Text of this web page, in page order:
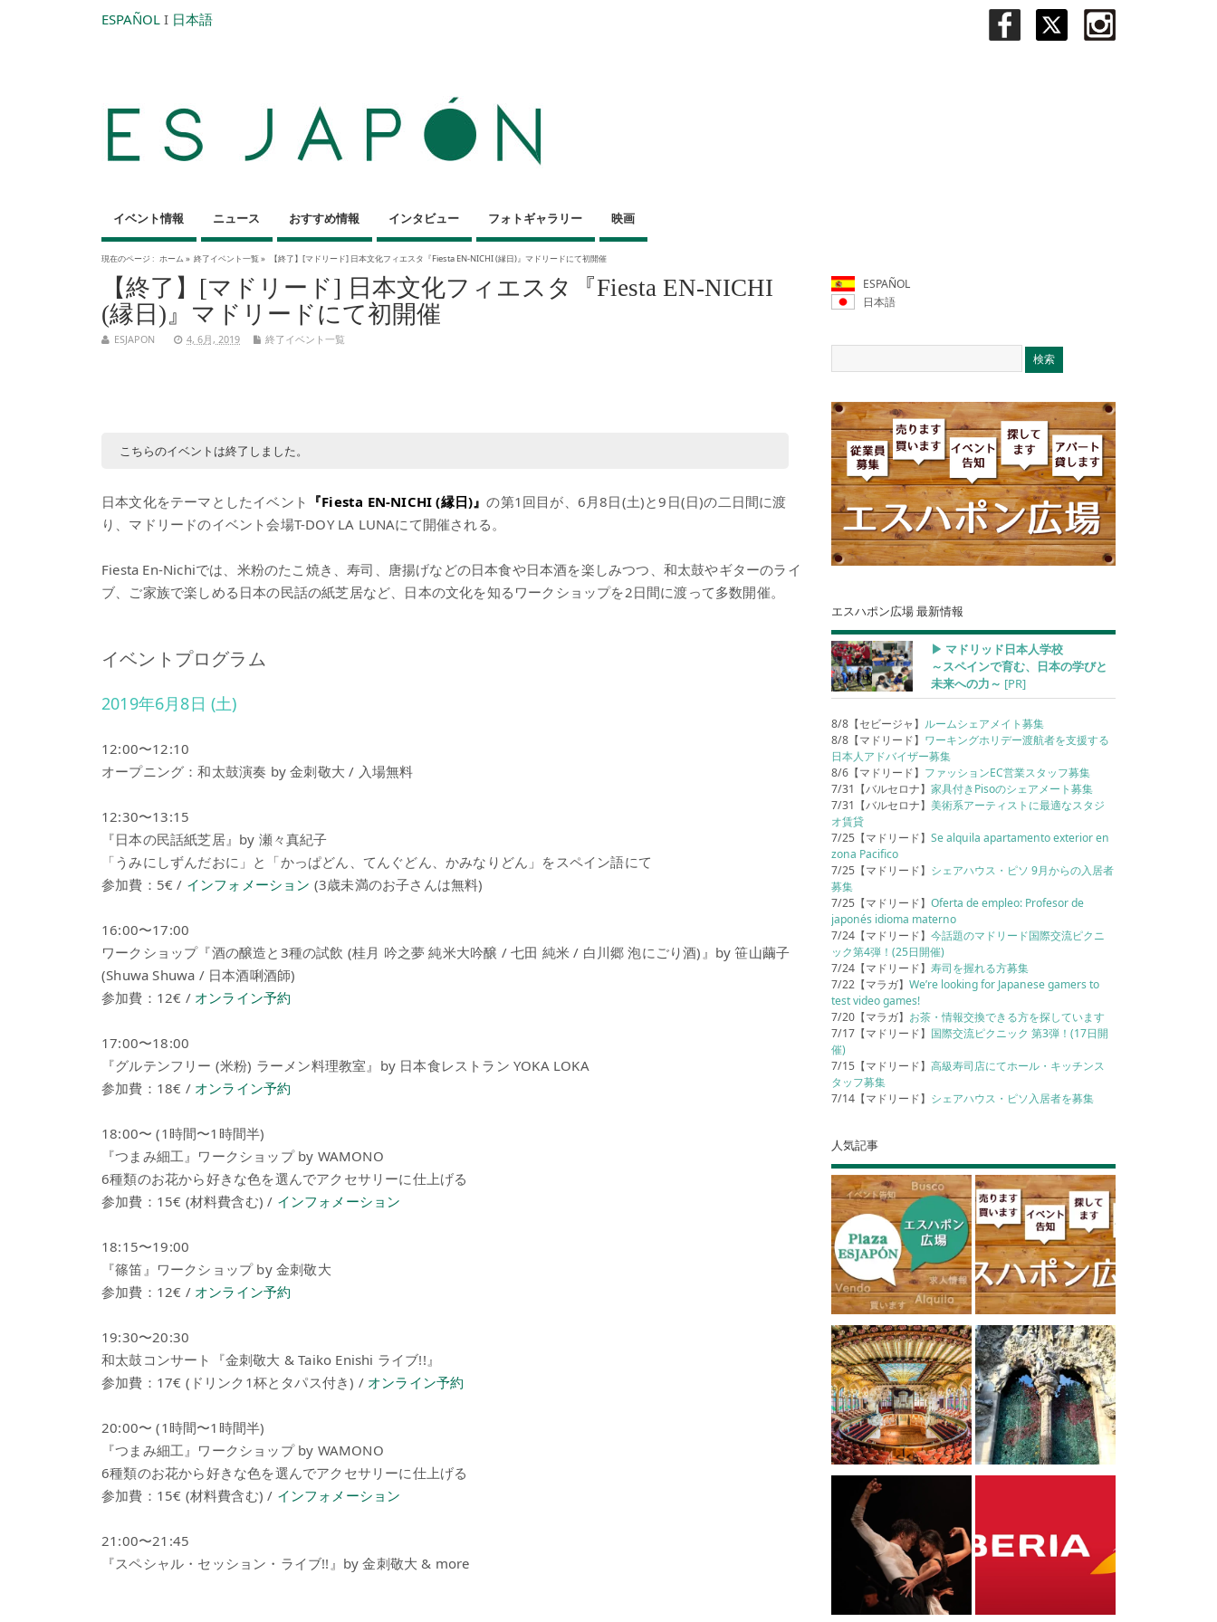
ESPAÑOL I 日本語
イベント情報 ニュース おすすめ情報 インタビュー フォトギャラリー 映画
現在のページ : ホーム » 終了イベント一覧» 【終了】[マドリード] 日本文化フィエスタ『Fiesta EN-NICHI (縁日)』マドリードにて初開催
【終了】[マドリード] 日本文化フィエスタ『Fiesta EN-NICHI
(縁日)』マドリードにて初開催
ESJAPON 4, 6月, 2019 終了イベント一覧
こちらのイベントは終了しました。
日本文化をテーマとしたイベント 『Fiesta EN-NICHI (縁日)』の第1回目が、6月8日(土)と9日(日)の二日間に渡
り、マドリードのイベント会場T-DOY LA LUNAにて開催される。
Fiesta En-Nichiでは、米粉のたこ焼き、寿司、唐揚げなどの日本食や日本酒を楽しみつつ、和太鼓やギターのライ
ブ、ご家族で楽しめる日本の民話の紙芝居など、日本の文化を知るワークショップを2日間に渡って多数開催。
イベントプログラム
2019年6月8日 (土)
12:00〜12:10
オープニング：和太鼓演奏 by 金刺敬大 / 入場無料
12:30〜13:15
『日本の民話紙芝居』by 瀬々真紀子
「うみにしずんだおに」と「かっぱどん、てんぐどん、かみなりどん」をスペイン語にて
参加費：5€ / インフォメーション (3歳未満のお子さんは無料)
16:00〜17:00
ワークショップ『酒の醸造と3種の試飲 (桂月 吟之夢 純米大吟醸 / 七田 純米 / 白川郷 泡にごり酒)』by 笹山繭子
(Shuwa Shuwa / 日本酒唎酒師)
参加費：12€ / オンライン予約
17:00〜18:00
『グルテンフリー (米粉) ラーメン料理教室』by 日本食レストラン YOKA LOKA
参加費：18€ / オンライン予約
18:00〜 (1時間〜1時間半)
『つまみ細工』ワークショップ by WAMONO
6種類のお花から好きな色を選んでアクセサリーに仕上げる
参加費：15€ (材料費含む) / インフォメーション
18:15〜19:00
『篠笛』ワークショップ by 金刺敬大
参加費：12€ / オンライン予約
19:30〜20:30
和太鼓コンサート『金刺敬大 & Taiko Enishi ライブ!!』
参加費：17€ (ドリンク1杯とタパス付き) / オンライン予約
20:00〜 (1時間〜1時間半)
『つまみ細工』ワークショップ by WAMONO
6種類のお花から好きな色を選んでアクセサリーに仕上げる
参加費：15€ (材料費含む) / インフォメーション
21:00〜21:45
『スペシャル・セッション・ライブ!!』by 金刺敬大 & more
ESPAÑOL
日本語
エスハポン広場 最新情報
▶︎ マドリッド日本人学校
～スペインで育む、日本の学びと
未来への力～ [PR]
8/8【セビージャ】ルームシェアメイト募集
8/8【マドリード】 ワーキングホリデー渡航者を支援する
日本人アドバイザー募集
8/6【マドリード】 ファッションEC営業スタッフ募集
7/31【バルセロナ】家具付きPisoのシェアメート募集
7/31【バルセロナ】美術系アーティストに最適なスタジ
オ賃貸
7/25【マドリード】Se alquila apartamento exterior en
zona Pacifico
7/25【マドリード】 シェアハウス・ピソ 9月からの入居者
募集
7/25【マドリード】Oferta de empleo: Profesor de
japonés idioma materno
7/24【マドリード】今話題のマドリード国際交流ピクニ
ック第4弾！(25日開催)
7/24【マドリード】寿司を握れる方募集
7/22【マラガ】We’re looking for Japanese gamers to
test video games!
7/20【マラガ】 お茶・情報交換できる方を探しています
7/17【マドリード】 国際交流ピクニック 第3弾！(17日開
催)
7/15【マドリード】高級寿司店にてホール・キッチンス
タッフ募集
7/14【マドリード】 シェアハウス・ピソ入居者を募集
人気記事